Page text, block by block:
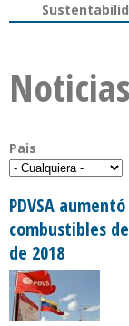
Noticias
Pais
PDVSA
combustibles
de 2018